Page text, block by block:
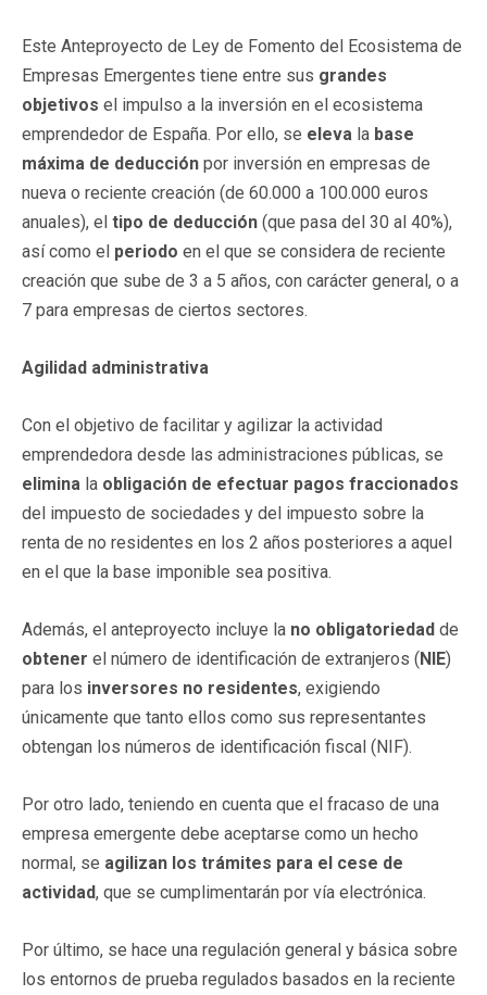
Este Anteproyecto de Ley de Fomento del Ecosistema de
Empresas Emergentes tiene entre sus grandes
objetivos el impulso a la inversión en el ecosistema
emprendedor de España. Por ello, se eleva la base
máxima de deducción por inversión en empresas de
nueva o reciente creación (de 60.000 a 100.000 euros
anuales), el tipo de deducción (que pasa del 30 al 40%),
así como el periodo en el que se considera de reciente
creación que sube de 3 a 5 años, con carácter general, o a
7 para empresas de ciertos sectores.
Agilidad administrativa
Con el objetivo de facilitar y agilizar la actividad
emprendedora desde las administraciones públicas, se
elimina la obligación de efectuar pagos fraccionados
del impuesto de sociedades y del impuesto sobre la
renta de no residentes en los 2 años posteriores a aquel
en el que la base imponible sea positiva.
Además, el anteproyecto incluye la no obligatoriedad de
obtener el número de identificación de extranjeros (NIE)
para los inversores no residentes, exigiendo
únicamente que tanto ellos como sus representantes
obtengan los números de identificación fiscal (NIF).
Por otro lado, teniendo en cuenta que el fracaso de una
empresa emergente debe aceptarse como un hecho
normal, se agilizan los trámites para el cese de
actividad, que se cumplimentarán por vía electrónica.
Por último, se hace una regulación general y básica sobre
los entornos de prueba regulados basados en la reciente